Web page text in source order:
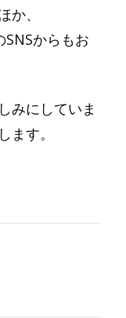
、
からもお
みにしていま
す。